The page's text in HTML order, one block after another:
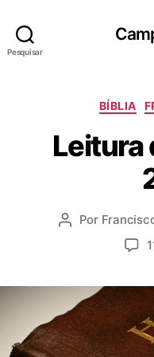
Pesquisar
BÍBLIA
Leitura
A
r
d
o
p
Por